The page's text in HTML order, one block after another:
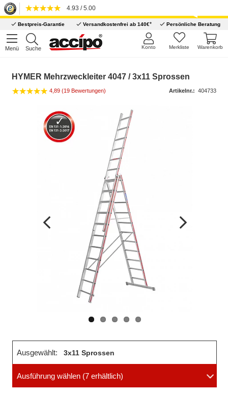
4.93 / 5.00
Bestpreis-Garantie Versandkostenfrei ab 140€* Persönliche Beratung
Menü Suche Warenkorb
Merkliste
Konto
HYMER Mehrzweckleiter 4047 / 3x11 Sprossen
4,89 (19 Bewertungen) Artikelnr.: 404733
Ausgewählt: 3x11 Sprossen
Ausführung wählen (7 erhältlich)